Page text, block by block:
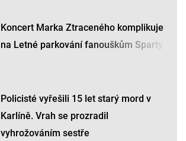
Koncert Marka Ztraceného komplikuje
na Letné parkování fanouškům Sparty
Policisté vyřešili 15 let starý mord v
Karlíně. Vrah se prozradil
vyhrožováním sestře